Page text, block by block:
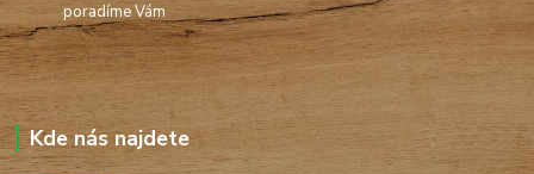
poradíme Vám
Kde nás najdete